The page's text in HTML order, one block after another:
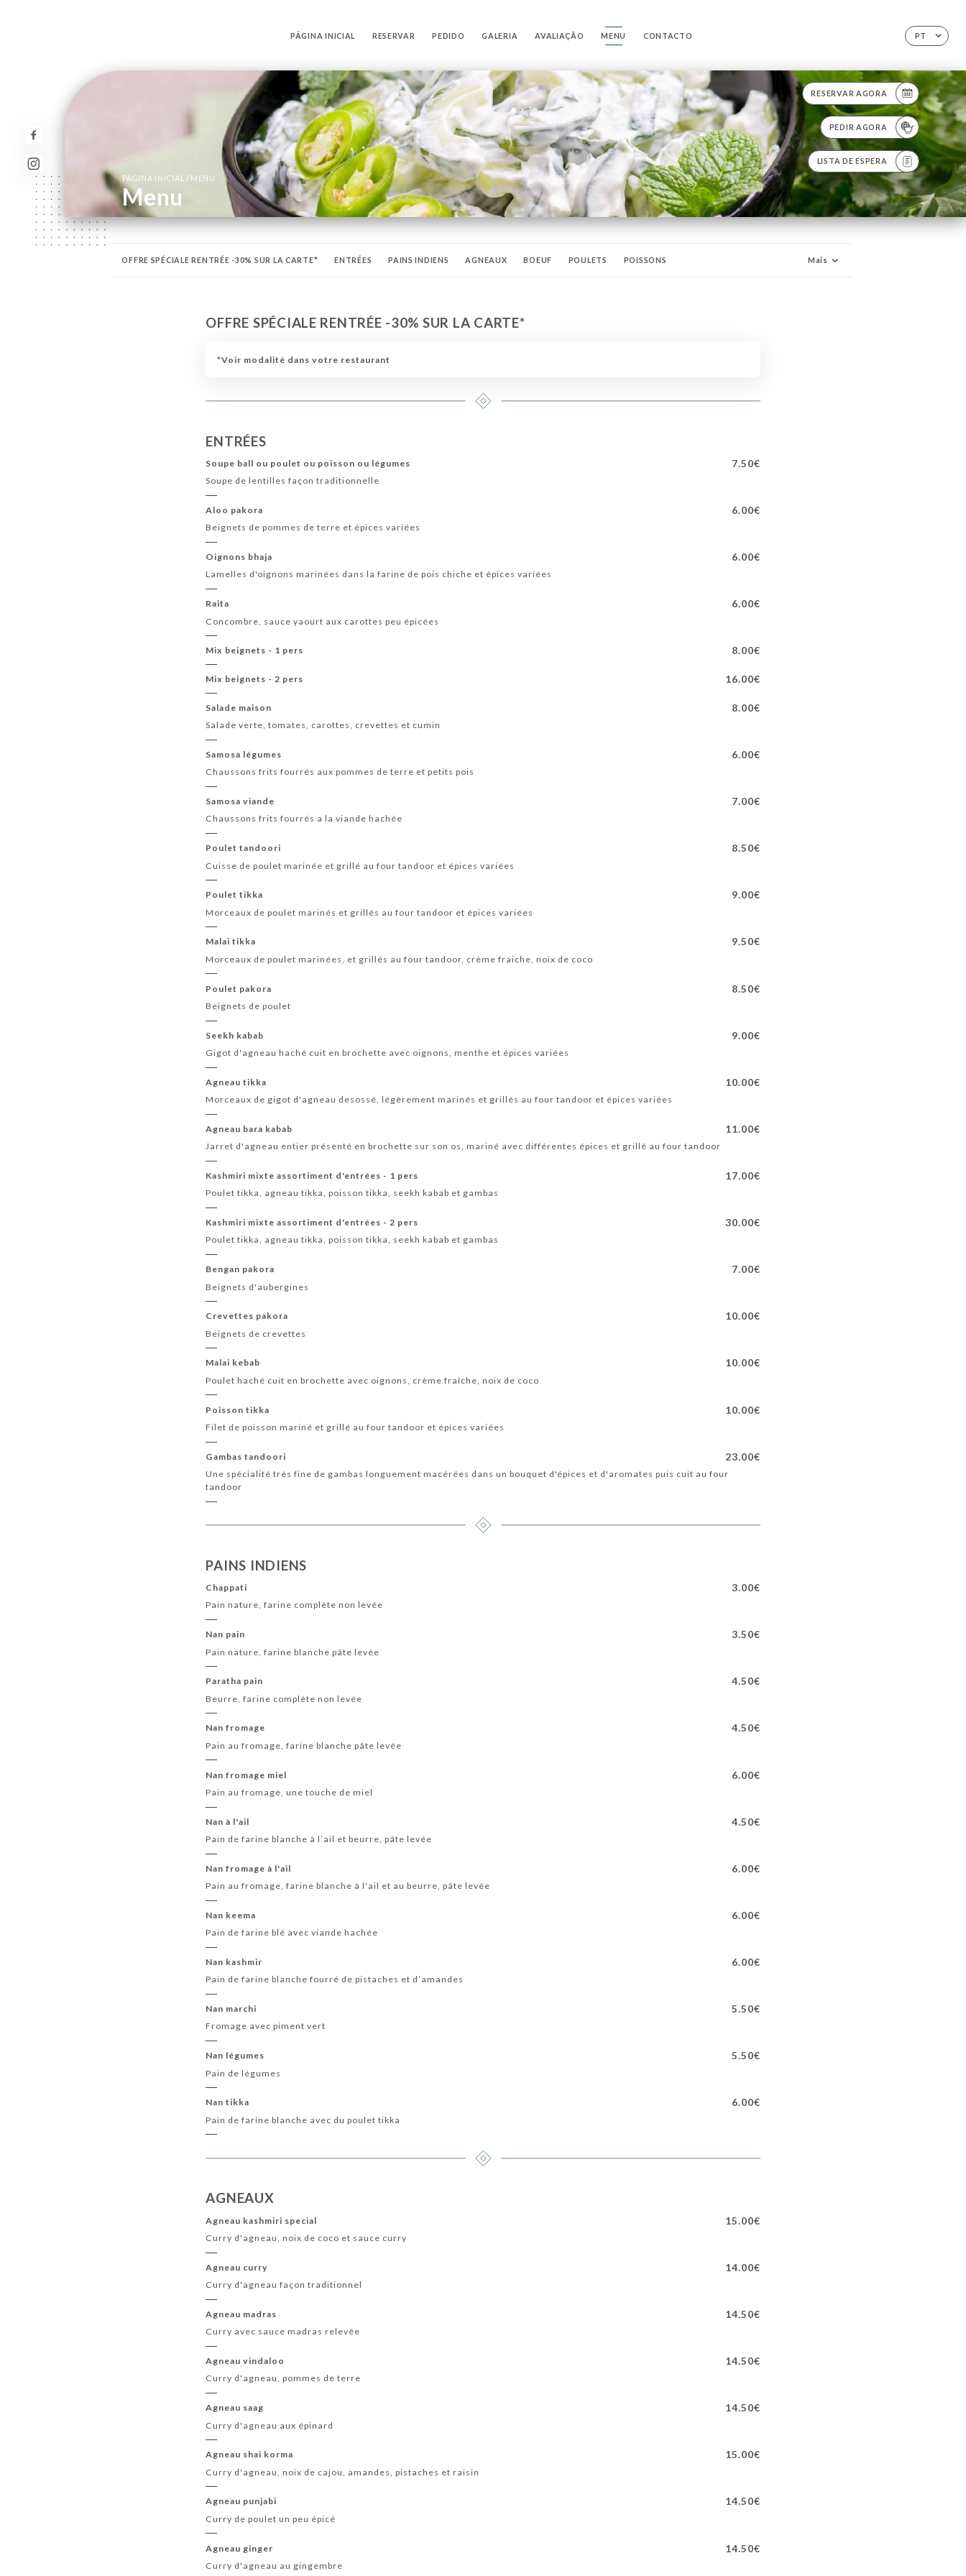
PT
PÁGINA INICIAL RESERVAR PEDIDO GALERIA AVALIAÇÃO MENU CONTACTO
RESERVAR AGORA
PEDIR AGORA
LISTA DE ESPERA
PÁGINA INICIAL/ MENU
Menu
OFFRE SPÉCIALE RENTRÉE -30% SUR LA CARTE* ENTRÉES PAINS INDIENS AGNEAUX BOEUF POULETS POISSONS
MENU RANI MENU VÉGÉTARIEN MENUS RAJA BOISSONS CARTE DES VINS
Mais
OFFRE SPÉCIALE RENTRÉE -30% SUR LA CARTE*
*Voir modalité dans votre restaurant
ENTRÉES
Soupe ball ou poulet ou poisson ou légumes 7.50€
Soupe de lentilles façon traditionnelle
Aloo pakora 6.00€
Beignets de pommes de terre et épices variées
Oignons bhaja 6.00€
Lamelles d'oignons marinées dans la farine de pois chiche et épices variées
Raita 6.00€
Concombre, sauce yaourt aux carottes peu épicées
Mix beignets - 1 pers 8.00€
Mix beignets - 2 pers 16.00€
Salade maison 8.00€
Salade verte, tomates, carottes, crevettes et cumin
Samosa légumes 6.00€
Chaussons frits fourrés aux pommes de terre et petits pois
Samosa viande 7.00€
Chaussons frits fourrés a la viande hachée
Poulet tandoori 8.50€
Cuisse de poulet marinée et grillé au four tandoor et épices variées
Poulet tikka 9.00€
Morceaux de poulet marinés et grillés au four tandoor et épices variées
Malai tikka 9.50€
Morceaux de poulet marinées, et grillés au four tandoor, crème fraiche, noix de coco
Poulet pakora 8.50€
Beignets de poulet
Seekh kabab 9.00€
Gigot d'agneau haché cuit en brochette avec oignons, menthe et épices variées
Agneau tikka 10.00€
Morceaux de gigot d'agneau desossé, légèrement marinés et grillés au four tandoor et épices variées
Agneau bara kabab 11.00€
Jarret d'agneau entier présenté en brochette sur son os, mariné avec différentes épices et grillé au four tandoor
Kashmiri mixte assortiment d'entrées - 1 pers 17.00€
Poulet tikka, agneau tikka, poisson tikka, seekh kabab et gambas
Kashmiri mixte assortiment d'entrées - 2 pers 30.00€
Poulet tikka, agneau tikka, poisson tikka, seekh kabab et gambas
Bengan pakora 7.00€
Beignets d'aubergines
Crevettes pakora 10.00€
Beignets de crevettes
Malai kebab 10.00€
Poulet haché cuit en brochette avec oignons, crème fraîche, noix de coco
Poisson tikka 10.00€
Filet de poisson mariné et grillé au four tandoor et épices variées
Gambas tandoori 23.00€
Une spécialité très fine de gambas longuement macérées dans un bouquet d'épices et d'aromates puis cuit au four
tandoor
PAINS INDIENS
Chappati 3.00€
Pain nature, farine complète non levée
Nan pain 3.50€
Pain nature, farine blanche pâte levée
Paratha pain 4.50€
Beurre, farine complète non levée
Nan fromage 4.50€
Pain au fromage, farine blanche pâte levée
Nan fromage miel 6.00€
Pain au fromage, une touche de miel
Nan à l'ail 4.50€
Pain de farine blanche à l’ail et beurre, pâte levée
Nan fromage à l'ail 6.00€
Pain au fromage, farine blanche à l'ail et au beurre, pâte levée
Nan keema 6.00€
Pain de farine blé avec viande hachée
Nan kashmir 6.00€
Pain de farine blanche fourré de pistaches et d’amandes
Nan marchi 5.50€
Fromage avec piment vert
Nan légumes 5.50€
Pain de légumes
Nan tikka 6.00€
Pain de farine blanche avec du poulet tikka
AGNEAUX
Agneau kashmiri special 15.00€
Curry d'agneau, noix de coco et sauce curry
Agneau curry 14.00€
Curry d'agneau façon traditionnel
Agneau madras 14.50€
Curry avec sauce madras relevée
Agneau vindaloo 14.50€
Curry d'agneau, pommes de terre
Agneau saag 14.50€
Curry d'agneau aux épinard
Agneau shai korma 15.00€
Curry d'agneau, noix de cajou, amandes, pistaches et raisin
Agneau punjabi 14.50€
Curry de poulet un peu épicé
Agneau ginger 14.50€
Curry d'agneau au gingembre